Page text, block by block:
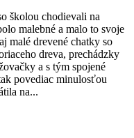
školou chodievali na
malebné a malo to svoje
malé drevené chatky so
dreva, prechádzky
a s tým spojené
povediac minulosťou
na...